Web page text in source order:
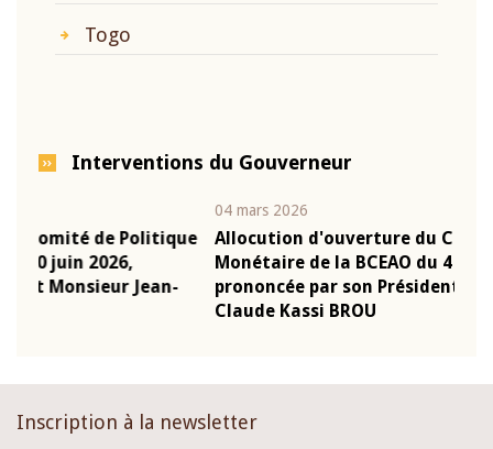
Togo
Interventions du Gouverneur
Allocution d'ouverture du Comité de Politique
Monétaire de la BCEAO du 4 mars 2026,
prononcée par son Président Monsieur Jean-
Inscription à la newsletter